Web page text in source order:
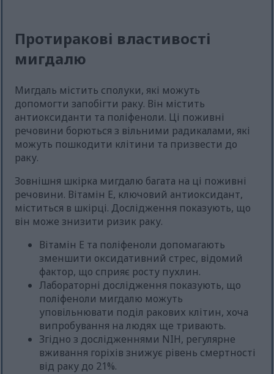
Протиракові властивості
мигдалю
Мигдаль містить сполуки, які можуть
допомогти запобігти раку. Він містить
антиоксиданти та поліфеноли. Ці поживні
речовини борються з вільними радикалами, які
можуть пошкодити клітини та призвести до
раку.
Зовнішня шкірка мигдалю багата на ці поживні
речовини. Вітамін Е, ключовий антиоксидант,
міститься в шкірці. Дослідження показують, що
він може знизити ризик раку.
Вітамін Е та поліфеноли допомагають
зменшити оксидативний стрес, відомий
фактор, що сприяє росту пухлин.
Лабораторні дослідження показують, що
поліфеноли мигдалю можуть
уповільнювати поділ ракових клітин, хоча
випробування на людях ще тривають.
Згідно з дослідженнями NIH, регулярне
вживання горіхів знижує рівень смертності
від раку до 21%.